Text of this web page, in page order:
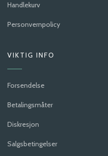
Handlekurv
Personvernpolicy
VIKTIG INFO
Forsendelse
Betalingsmåter
Diskresjon
Salgsbetingelser